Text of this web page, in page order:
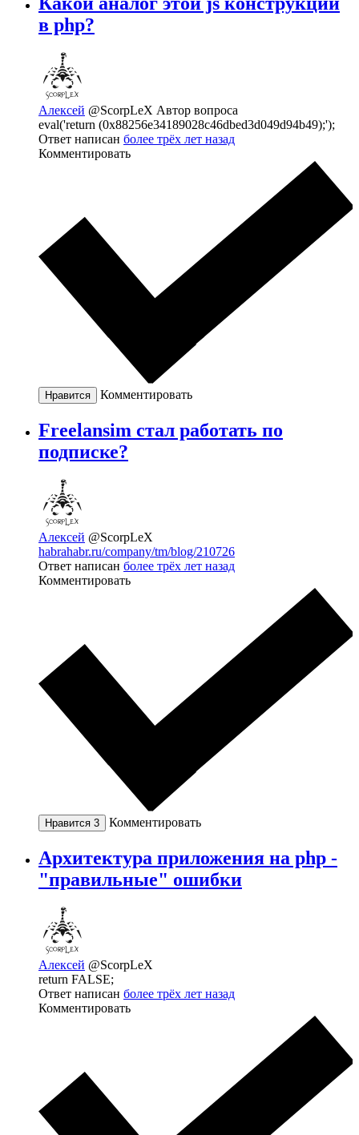
в php?
Алексей @ScorpLeX Автор вопроса
eval('return (0x88256e34189028c46dbed3d049d94b49);');
Ответ написан более трёх лет назад
Комментировать
Нравится Комментировать
Freelansim стал работать по
подписке?
Алексей @ScorpLeX
habrahabr.ru/company/tm/blog/210726
Ответ написан более трёх лет назад
Комментировать
Нравится 3 Комментировать
Архитектура приложения на php -
"правильные" ошибки
Алексей @ScorpLeX
return FALSE;
Ответ написан более трёх лет назад
Комментировать